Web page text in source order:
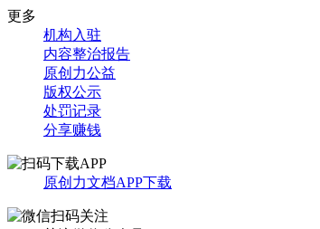
更多
机构入驻
内容整治报告
原创力公益
版权公示
处罚记录
分享赚钱
原创力文档APP下载